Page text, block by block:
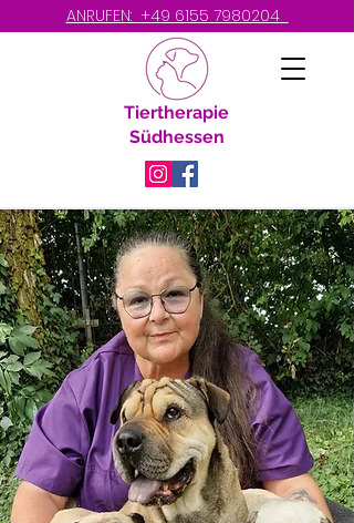
ANRUFEN: +49 6155 7980204
Tiertherapie
Südhessen